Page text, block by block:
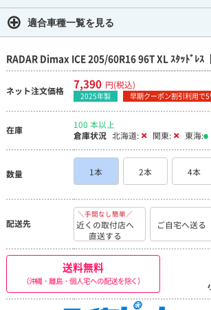
適合車種一覧を見る
RADAR Dimax ICE 205/60R16 96T XL ｽﾀｯﾄﾞﾚｽ
ネット注文価格 7,390 円(税込)
2025年製 早期クーポン割引利用で
在庫
100 本以上
倉庫状況 北海道: 関東: 東海:
数量 1本 2本 4本
配送先
＼手間なし簡単／
近くの取付店へ
直送する
ご自宅へ送る
送料無料
（沖縄・離島・個人宅への配送を除く）